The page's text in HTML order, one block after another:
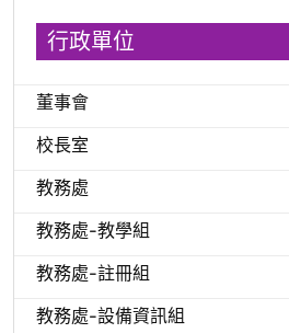
行政單位
董事會
校長室
教務處
教務處-教學組
教務處-註冊組
教務處-設備資訊組